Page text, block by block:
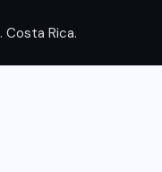
. Costa Rica.